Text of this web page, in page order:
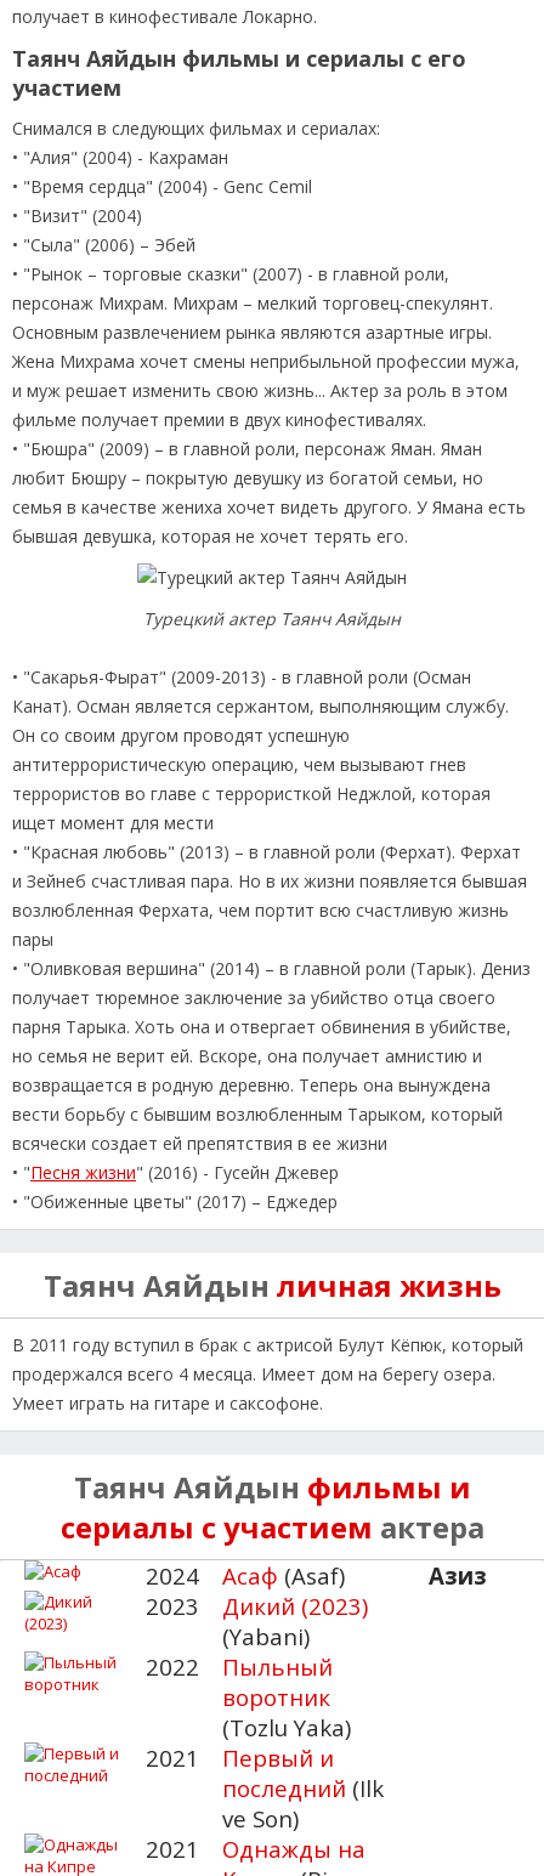
получает в кинофестивале Локарно.
Таянч Аяйдын фильмы и сериалы с его
участием
Снимался в следующих фильмах и сериалах:
• "Алия" (2004) - Кахраман
• "Время сердца" (2004) - Genс Cemil
• "Визит" (2004)
• "Сыла" (2006) – Эбей
• "Рынок – торговые сказки" (2007) - в главной роли,
персонаж Михрам. Михрам – мелкий торговец-спекулянт.
Основным развлечением рынка являются азартные игры.
Жена Михрама хочет смены неприбыльной профессии мужа,
и муж решает изменить свою жизнь... Актер за роль в этом
фильме получает премии в двух кинофестивалях.
• "Бюшра" (2009) – в главной роли, персонаж Яман. Яман
любит Бюшру – покрытую девушку из богатой семьи, но
семья в качестве жениха хочет видеть другого. У Ямана есть
бывшая девушка, которая не хочет терять его.
Турецкий актер Таянч Аяйдын
• "Сакарья-Фырат" (2009-2013) - в главной роли (Осман
Канат). Осман является сержантом, выполняющим службу.
Он со своим другом проводят успешную
антитеррористическую операцию, чем вызывают гнев
террористов во главе с террористкой Неджлой, которая
ищет момент для мести
• "Красная любовь" (2013) – в главной роли (Ферхат). Ферхат
и Зейнеб счастливая пара. Но в их жизни появляется бывшая
возлюбленная Ферхата, чем портит всю счастливую жизнь
пары
• "Оливковая вершина" (2014) – в главной роли (Тарык). Дениз
получает тюремное заключение за убийство отца своего
парня Тарыка. Хоть она и отвергает обвинения в убийстве,
но семья не верит ей. Вскоре, она получает амнистию и
возвращается в родную деревню. Теперь она вынуждена
вести борьбу с бывшим возлюбленным Тарыком, который
всячески создает ей препятствия в ее жизни
• "Песня жизни" (2016) - Гусейн Джевер
• "Обиженные цветы" (2017) – Еджедер
Таянч Аяйдын личная жизнь
В 2011 году вступил в брак с актрисой Булут Кёпюк, который
продержался всего 4 месяца. Имеет дом на берегу озера.
Умеет играть на гитаре и саксофоне.
Таянч Аяйдын фильмы и
сериалы с участием актера
2024 Асаф (Asaf)
Азиз
2023
Дикий (2023)
(Yabani)
2022
Пыльный
воротник
(Tozlu Yaka)
2021
Первый и
последний (Ilk
ve Son)
2021
Однажды на